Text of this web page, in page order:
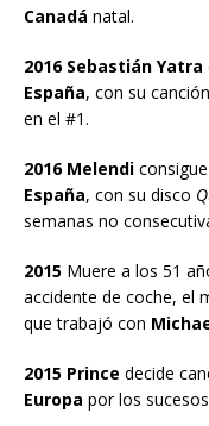
Canadá natal.
2016 Sebastián Yatra
España, con su canción
en el #1.
2016 Melendi
España, con su disco
semanas no
2015 Muere a los 51
accidente de coche, el
que trabajó con
2015 Prince decide
Europa por los